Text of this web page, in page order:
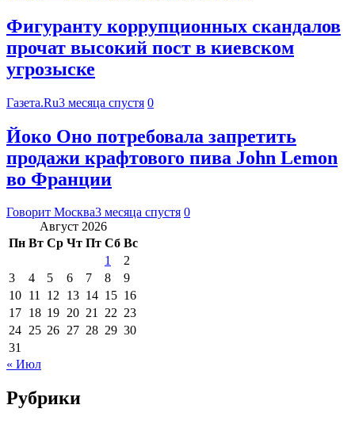
Фигуранту коррупционных скандалов
прочат высокий пост в киевском
угрозыске
Газета.Ru3 месяца спустя 0
Йоко Оно потребовала запретить
продажи крафтового пива John Lemon
во Франции
Говорит Москва3 месяца спустя 0
Август 2026
Пн Вт Ср Чт Пт Сб Вс
1
2
3
4 5 6 7 8
9
10 11 12 13 14 15 16
17 18 19 20 21 22 23
24 25 26 27 28 29 30
31
« Июл
Рубрики